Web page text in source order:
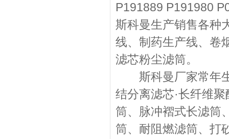
P191889 P191980
斯科曼生产销售各种
线、制药生产线、卷
滤芯粉尘滤筒。
斯科曼厂家常年生
结分离滤芯·长纤维
筒、脉冲褶式长滤筒
筒、耐阻燃滤筒、打